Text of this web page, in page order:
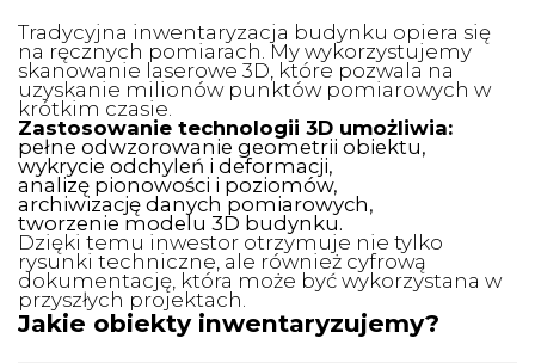
Tradycyjna inwentaryzacja budynku opiera się
na ręcznych pomiarach. My wykorzystujemy
skanowanie laserowe 3D, które pozwala na
uzyskanie milionów punktów pomiarowych w
krótkim czasie.
Zastosowanie technologii 3D umożliwia:
pełne odwzorowanie geometrii obiektu,
wykrycie odchyleń i deformacji,
analizę pionowości i poziomów,
archiwizację danych pomiarowych,
tworzenie modelu 3D budynku.
Dzięki temu inwestor otrzymuje nie tylko
rysunki techniczne, ale również cyfrową
dokumentację, która może być wykorzystana w
przyszłych projektach.
Jakie obiekty inwentaryzujemy?